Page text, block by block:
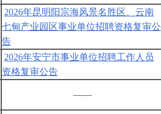
2026年昆明阳宗海风景名胜区、云南
七甸产业园区事业单位招聘资格复审公
告
2026年安宁市事业单位招聘工作人员
资格复审公告
——